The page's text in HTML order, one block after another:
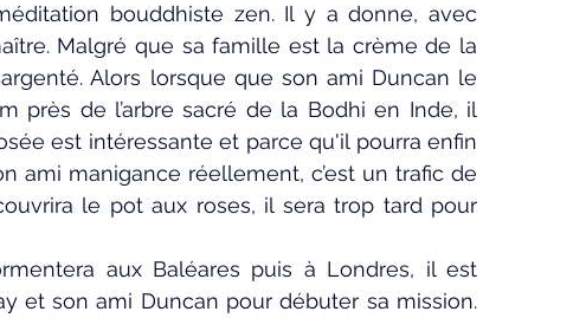
bouddhiste zen. Il y a donne, avec
Malgré que sa famille est la crème de la
Alors lorsque que son ami Duncan le
près de l’arbre sacré de la Bodhi en Inde, il
est intéressante et parce qu'il pourra enfin
ami manigance réellement, c’est un trafic de
le pot aux roses, il sera trop tard pour
aux Baléares puis à Londres, il est
et son ami Duncan pour débuter sa mission.